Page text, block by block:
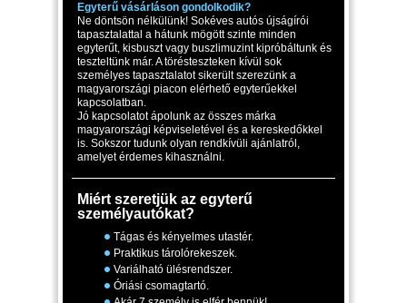
Egyterű vásárláson gondolkodik?
Ne döntsön nélkülünk! Sokéves autós újságírói
tapasztalattal a hátunk mögött szinte minden
egyterűt, kisbuszt vagy buszlimuzint kipróbáltunk és
teszteltünk már. A törésteszteken kívül sok
személyes tapasztalatot sikerült szerezünk a
magyarországi piacon elérhető egyterűekkel
kapcsolatban.
Jó kapcsolatot ápolunk az összes márka
magyarországi képviseletével és a kereskedőkkel
is. Sokszor tudunk olyan rendkívüli ajánlatról,
amelyet érdemes kihasználni.
Miért szeretjük az egyterű
személyautókat?
Tágas és kényelmes utastér.
Praktikus tárolórekeszek.
Variálható ülésrendszer.
Óriási csomagtartó.